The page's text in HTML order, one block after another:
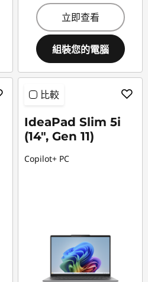
立即查看
組裝您的電腦
比較
IdeaPad Slim 5i
(14", Gen 11)
Copilot+ PC